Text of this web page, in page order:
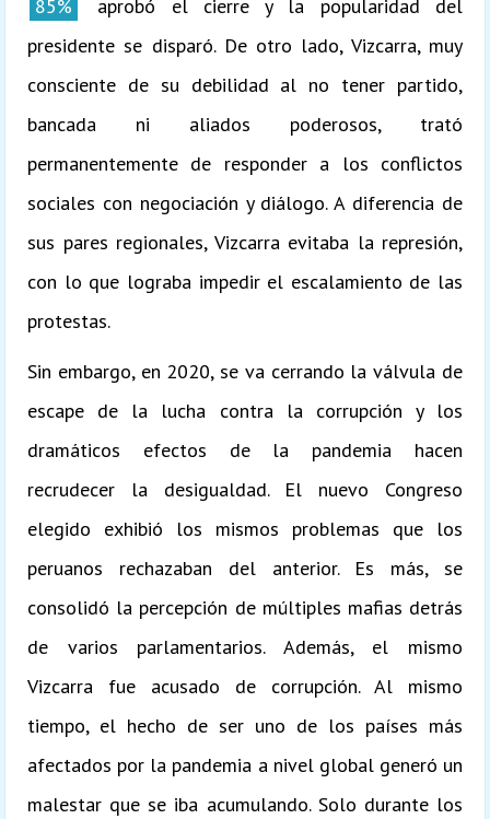
85%
aprobó el cierre y la popularidad del
presidente se disparó. De otro lado, Vizcarra, muy
consciente de su debilidad al no tener partido,
bancada ni aliados poderosos, trató
permanentemente de responder a los conflictos
sociales con negociación y diálogo. A diferencia de
sus pares regionales, Vizcarra evitaba la represión,
con lo que lograba impedir el escalamiento de las
protestas.
Sin embargo, en 2020, se va cerrando la válvula de
escape de la lucha contra la corrupción y los
dramáticos efectos de la pandemia hacen
recrudecer la desigualdad. El nuevo Congreso
elegido exhibió los mismos problemas que los
peruanos rechazaban del anterior. Es más, se
consolidó la percepción de múltiples mafias detrás
de varios parlamentarios. Además, el mismo
Vizcarra fue acusado de corrupción. Al mismo
tiempo, el hecho de ser uno de los países más
afectados por la pandemia a nivel global generó un
malestar que se iba acumulando. Solo durante los